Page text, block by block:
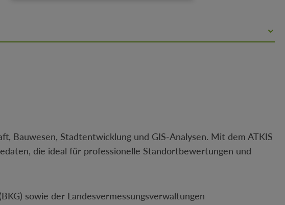
Bauwesen, Stadtentwicklung und GIS-Analysen. Mit dem ATKIS
die ideal für professionelle Standortbewertungen und
sowie der Landesvermessungsverwaltungen